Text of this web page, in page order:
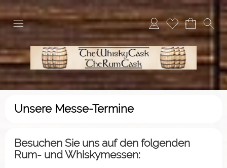
Unsere Messe-Termine
Besuchen Sie uns auf den folgenden
Rum- und Whiskymessen: